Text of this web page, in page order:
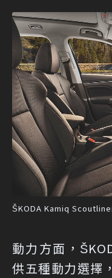
ŠKODA Kamiq
動力方面，
供五種動力選擇